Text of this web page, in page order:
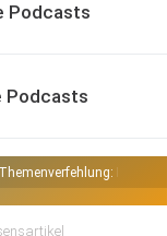
Podcasts
Podcasts
Themenverfehlung: DUNE